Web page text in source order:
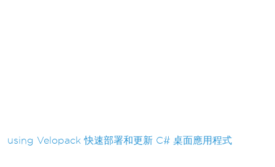
using Velopack 快速部署和更新 C# 桌面應用程式